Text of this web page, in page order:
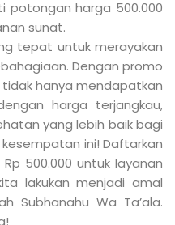
potongan harga 500.000
sunat.
tepat untuk merayakan
Dengan promo
hanya mendapatkan
harga terjangkau,
yang lebih baik bagi
ini! Daftarkan
500.000 untuk layanan
lakukan menjadi amal
Subhanahu Wa Ta’ala.